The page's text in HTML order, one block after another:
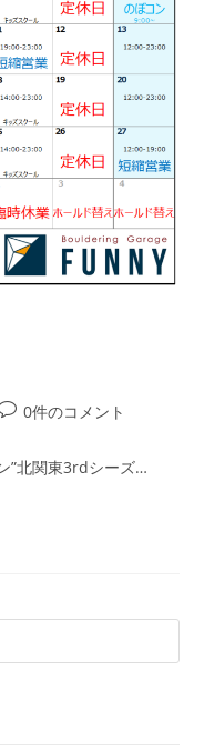
0件のコメント
”北関東3rdシーズ…